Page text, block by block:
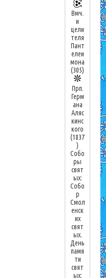
Вмч.
и
цели
теля
Пант
елеи
мона
(305)
Прп.
Герм
ана
Аляс
кинс
кого
(1837
)
Собо
ры
свят
ых:
Собо
р
Смол
енск
их
свят
ых.
День
памя
ти
свят
ых: